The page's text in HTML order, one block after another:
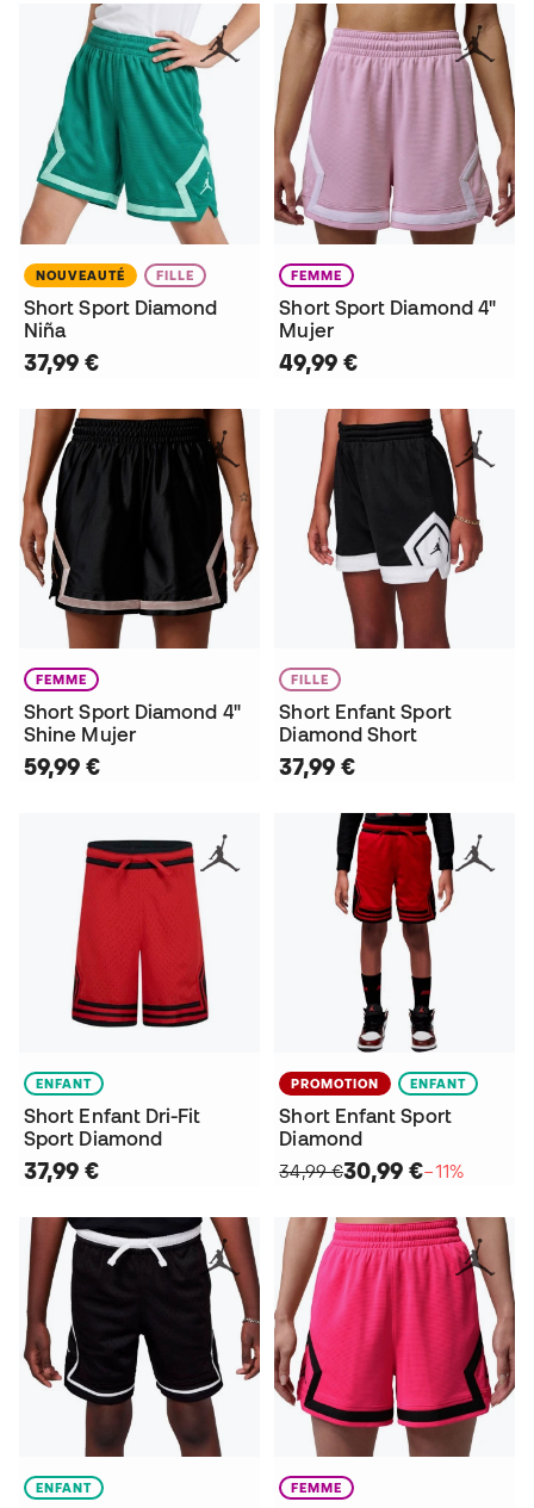
NOUVEAUTÉ FILLE
Short Sport Diamond
Niña
37,99 €
FEMME
Short Sport Diamond 4"
Mujer
49,99 €
FEMME
Short Sport Diamond 4"
Shine Mujer
59,99 €
FILLE
Short Enfant Sport
Diamond Short
37,99 €
ENFANT
Short Enfant Dri-Fit
Sport Diamond
37,99 €
PROMOTION ENFANT
Short Enfant Sport
Diamond
34,99 €30,99 €−11%
ENFANT FEMME